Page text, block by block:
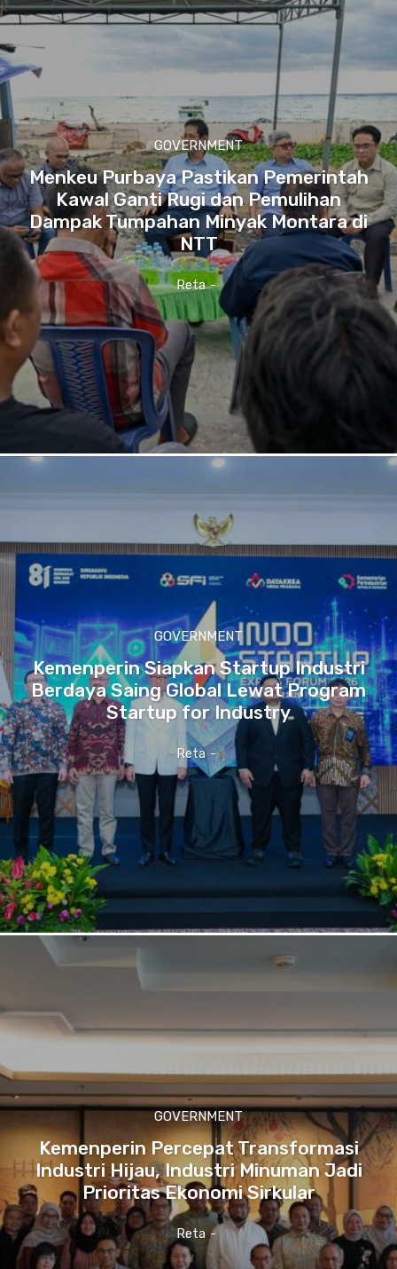
GOVERNMENT
Menkeu Purbaya Pastikan Pemerintah
Kawal Ganti Rugi dan Pemulihan
Dampak Tumpahan Minyak Montara di
NTT
Reta -
GOVERNMENT
Kemenperin Siapkan Startup Industri
Berdaya Saing Global Lewat Program
Startup for Industry
Reta -
GOVERNMENT
Kemenperin Percepat Transformasi
Industri Hijau, Industri Minuman Jadi
Prioritas Ekonomi Sirkular
Reta -